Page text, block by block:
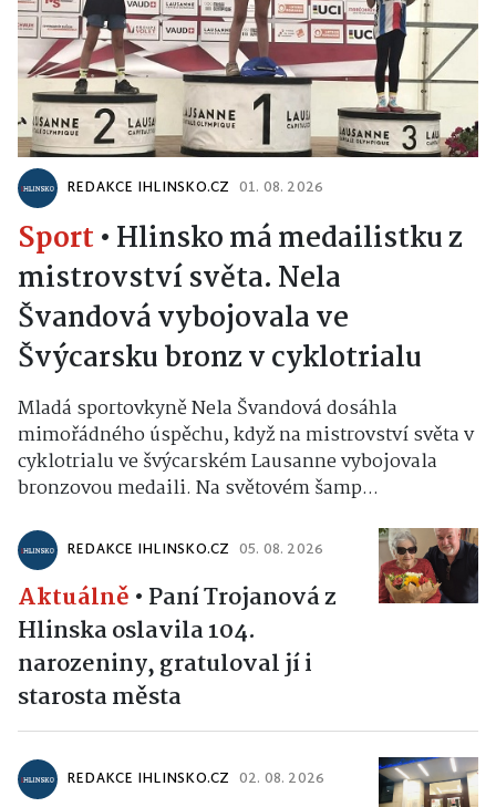
REDAKCE IHLINSKO.CZ 01. 08. 2026
Sport • Hlinsko má medailistku z
mistrovství světa. Nela
Švandová vybojovala ve
Švýcarsku bronz v cyklotrialu
Mladá sportovkyně Nela Švandová dosáhla
mimořádného úspěchu, když na mistrovství světa v
cyklotrialu ve švýcarském Lausanne vybojovala
bronzovou medaili. Na světovém šamp...
REDAKCE IHLINSKO.CZ 05. 08. 2026
Aktuálně • Paní Trojanová z
Hlinska oslavila 104.
narozeniny, gratuloval jí i
starosta města
REDAKCE IHLINSKO.CZ 02. 08. 2026